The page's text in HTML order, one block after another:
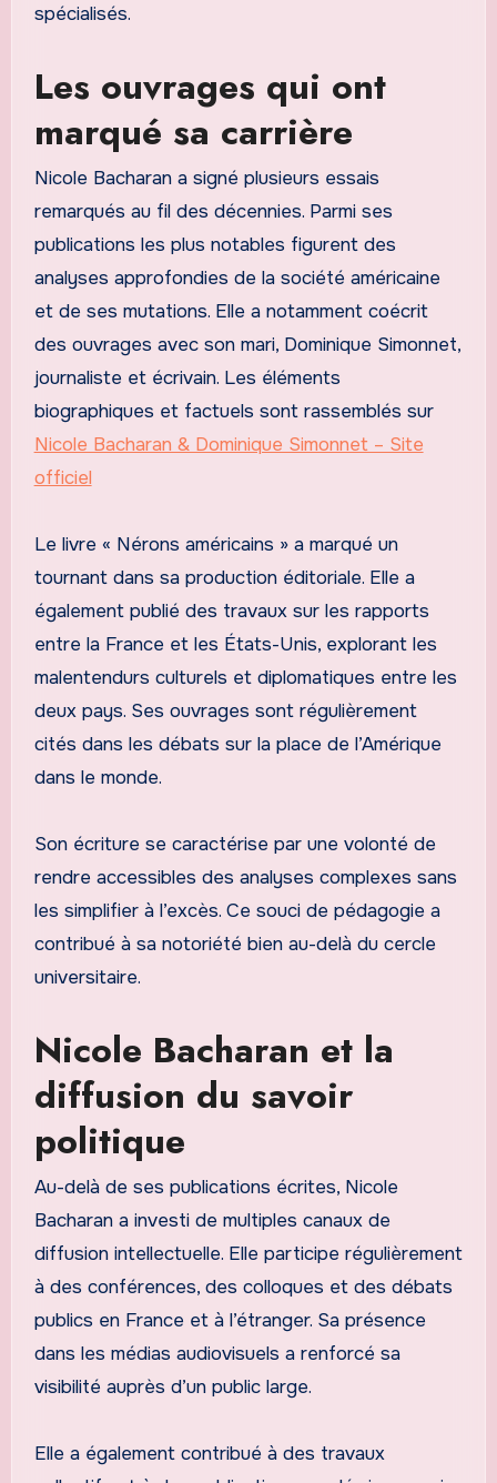
spécialisés.
Les ouvrages qui ont
marqué sa carrière
Nicole Bacharan a signé plusieurs essais
remarqués au fil des décennies. Parmi ses
publications les plus notables figurent des
analyses approfondies de la société américaine
et de ses mutations. Elle a notamment coécrit
des ouvrages avec son mari, Dominique Simonnet,
journaliste et écrivain. Les éléments
biographiques et factuels sont rassemblés sur
Nicole Bacharan & Dominique Simonnet – Site
officiel
Le livre « Nérons américains » a marqué un
tournant dans sa production éditoriale. Elle a
également publié des travaux sur les rapports
entre la France et les États-Unis, explorant les
malentendurs culturels et diplomatiques entre les
deux pays. Ses ouvrages sont régulièrement
cités dans les débats sur la place de l’Amérique
dans le monde.
Son écriture se caractérise par une volonté de
rendre accessibles des analyses complexes sans
les simplifier à l’excès. Ce souci de pédagogie a
contribué à sa notoriété bien au-delà du cercle
universitaire.
Nicole Bacharan et la
diffusion du savoir
politique
Au-delà de ses publications écrites, Nicole
Bacharan a investi de multiples canaux de
diffusion intellectuelle. Elle participe régulièrement
à des conférences, des colloques et des débats
publics en France et à l’étranger. Sa présence
dans les médias audiovisuels a renforcé sa
visibilité auprès d’un public large.
Elle a également contribué à des travaux